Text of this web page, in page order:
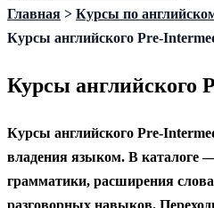
к
содержанию
for:
Главная > Курсы по
Курсы английского Pre-
Курсы английского
Курсы английского Pre-
владения языком. В каталоге
грамматики, расширения
разговорных навыков.